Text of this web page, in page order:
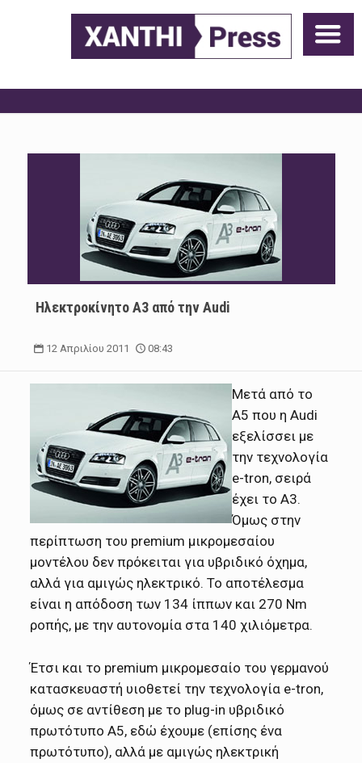
Ηλεκτροκίνητο A3 από την Audi
12 Απριλίου 2011 08:43
Μετά από το
Α5 που η Audi
εξελίσσει με
την τεχνολογία
e-tron, σειρά
έχει το A3.
Όμως στην
περίπτωση του premium μικρομεσαίου
μοντέλου δεν πρόκειται για υβριδικό όχημα,
αλλά για αμιγώς ηλεκτρικό. Το αποτέλεσμα
είναι η απόδοση των 134 ίππων και 270 Nm
ροπής, με την αυτονομία στα 140 χιλιόμετρα.
Έτσι και το premium μικρομεσαίο του γερμανού
κατασκευαστή υιοθετεί την τεχνολογία e-tron,
όμως σε αντίθεση με το plug-in υβριδικό
πρωτότυπο A5, εδώ έχουμε (επίσης ένα
πρωτότυπο), αλλά με αμιγώς ηλεκτρική